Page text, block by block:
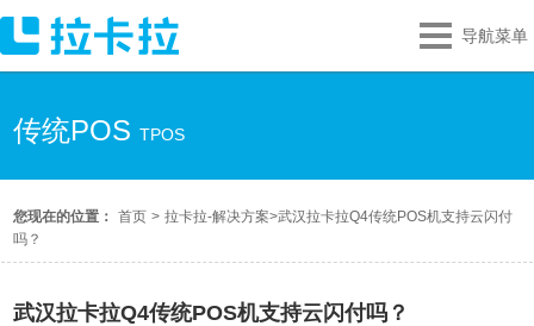
导航菜单
传统POSTPOS
您现在的位置： 首页 > 拉卡拉-解决方案>武汉拉卡拉Q4传统POS机支持云闪付
吗？
武汉拉卡拉Q4传统POS机支持云闪付吗？